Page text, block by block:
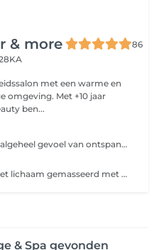
& more
86
met een warme en
omgeving. Met +10 jaar
ben...
Deze massage zorgt voor een algeheel gevoel van ontspanning. Terwijl je spieren relaxen ebt stress weg zodat lichaam en geest weer in balans komen.
Tijdens deze massage wordt het lichaam gemasseerd met handen en verwarmde vulkaanstenen (meestal van basalt). Ook worden er stenen op specifieke acupunctuurpunten van het lichaam gelegd. De warmte zorgt in combinatie met de masserende bewegingen niet alleen voor diepe ontspanning, maar ook voor stimulatie van de bloedsomloop, afvoer van gifstoffen en verlichting van verschillende lichamelijke klachten.
& Spa gevonden